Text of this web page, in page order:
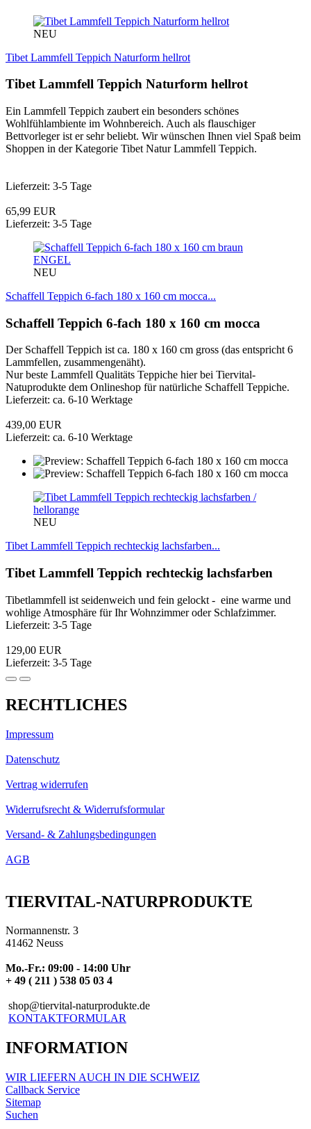
NEU
Tibet Lammfell Teppich Naturform hellrot
Tibet Lammfell Teppich Naturform hellrot
Ein Lammfell Teppich zaubert ein besonders schönes
Wohlfühlambiente im Wohnbereich. Auch als flauschiger
Bettvorleger ist er sehr beliebt. Wir wünschen Ihnen viel Spaß beim
Shoppen in der Kategorie Tibet Natur Lammfell Teppich.
Lieferzeit: 3-5 Tage
65,99 EUR
Lieferzeit: 3-5 Tage
ENGEL
NEU
Schaffell Teppich 6-fach 180 x 160 cm mocca...
Schaffell Teppich 6-fach 180 x 160 cm mocca
Der Schaffell Teppich ist ca. 180 x 160 cm gross (das entspricht 6
Lammfellen, zusammengenäht).
Nur beste Lammfell Qualitäts Teppiche hier bei Tiervital-
Natuprodukte dem Onlineshop für natürliche Schaffell Teppiche.
Lieferzeit: ca. 6-10 Werktage
439,00 EUR
Lieferzeit: ca. 6-10 Werktage
NEU
Tibet Lammfell Teppich rechteckig lachsfarben...
Tibet Lammfell Teppich rechteckig lachsfarben
Tibetlammfell ist seidenweich und fein gelockt - eine warme und
wohlige Atmosphäre für Ihr Wohnzimmer oder Schlafzimmer.
Lieferzeit: 3-5 Tage
129,00 EUR
Lieferzeit: 3-5 Tage
RECHTLICHES
Impressum
Datenschutz
Vertrag widerrufen
Widerrufsrecht & Widerrufsformular
Versand- & Zahlungsbedingungen
AGB
TIERVITAL-NATURPRODUKTE
Normannenstr. 3
41462 Neuss
Mo.-Fr.: 09:00 - 14:00 Uhr
+ 49 ( 211 ) 538 05 03 4
shop@tiervital-naturprodukte.de
KONTAKTFORMULAR
INFORMATION
WIR LIEFERN AUCH IN DIE SCHWEIZ
Callback Service
Sitemap
Suchen